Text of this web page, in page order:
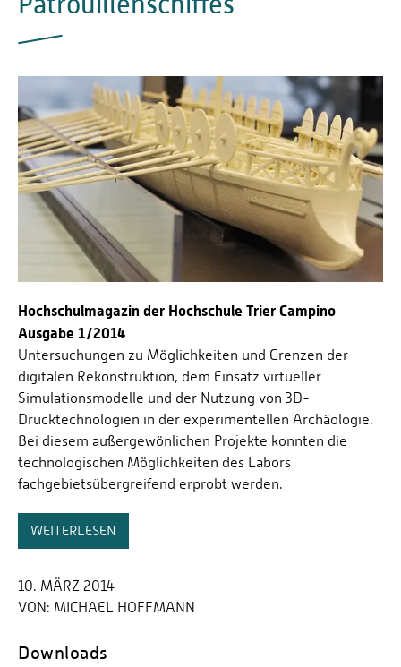
Hochschulmagazin der Hochschule Trier Campino
Ausgabe 1/2014
Untersuchungen zu Möglichkeiten und Grenzen der
digitalen Rekonstruktion, dem Einsatz virtueller
Simulationsmodelle und der Nutzung von 3D-
Drucktechnologien in der experimentellen Archäologie.
Bei diesem außergewönlichen Projekte konnten die
technologischen Möglichkeiten des Labors
fachgebietsübergreifend erprobt werden.
WEITERLESEN
10. MÄRZ 2014
VON: MICHAEL HOFFMANN
Downloads